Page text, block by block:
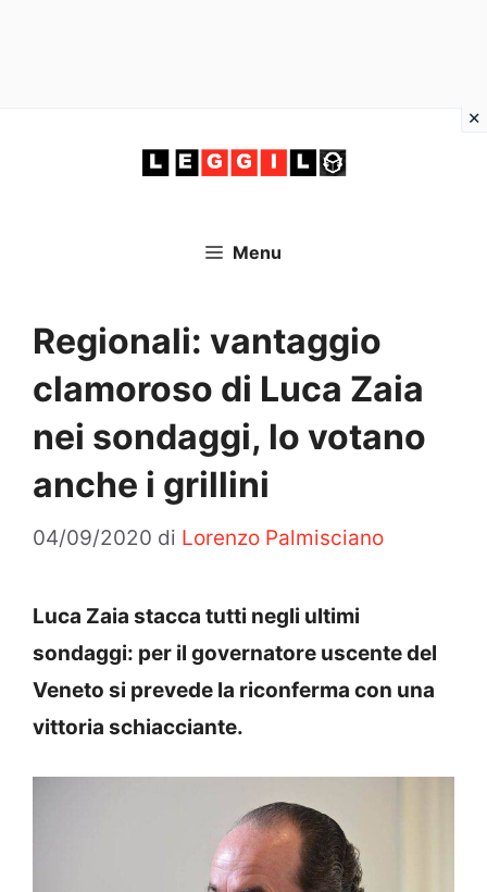
Menu
Regionali: vantaggio
clamoroso di Luca Zaia
nei sondaggi, lo votano
anche i grillini
04/09/2020 di Lorenzo Palmisciano
Luca Zaia stacca tutti negli ultimi
sondaggi: per il governatore uscente del
Veneto si prevede la riconferma con una
vittoria schiacciante.